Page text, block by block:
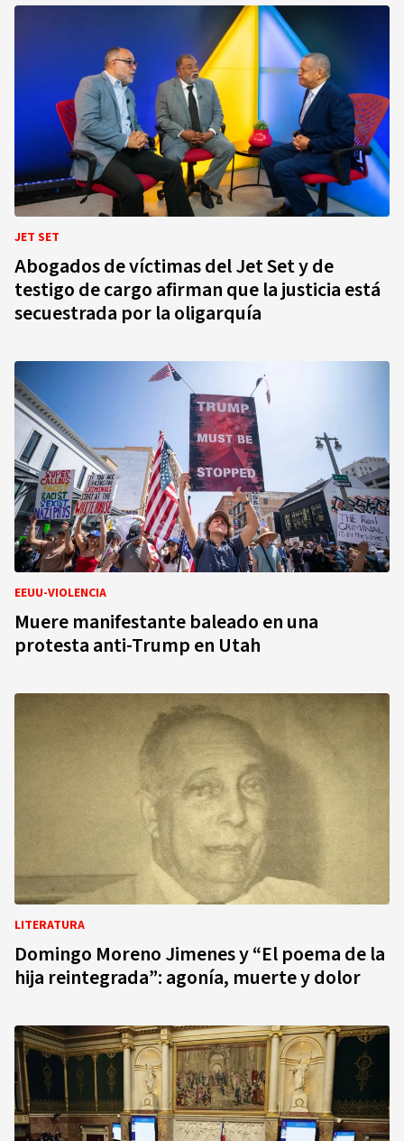
JET SET
Abogados de víctimas del Jet Set y de
testigo de cargo afirman que la justicia está
secuestrada por la oligarquía
EEUU-VIOLENCIA
Muere manifestante baleado en una
protesta anti-Trump en Utah
LITERATURA
Domingo Moreno Jimenes y “El poema de la
hija reintegrada”: agonía, muerte y dolor